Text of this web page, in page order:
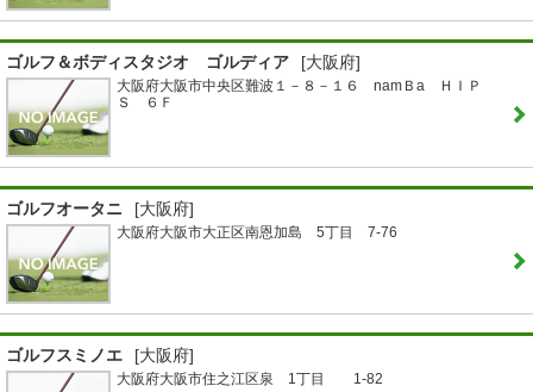
ゴルフ＆ボディスタジオ ゴルディア [大阪府]
大阪府大阪市中央区難波１－８－１６ namＢa ＨＩＰ
Ｓ ６Ｆ
ゴルフオータニ [大阪府]
大阪府大阪市大正区南恩加島 5丁目 7-76
ゴルフスミノエ [大阪府]
大阪府大阪市住之江区泉 1丁目 1-82